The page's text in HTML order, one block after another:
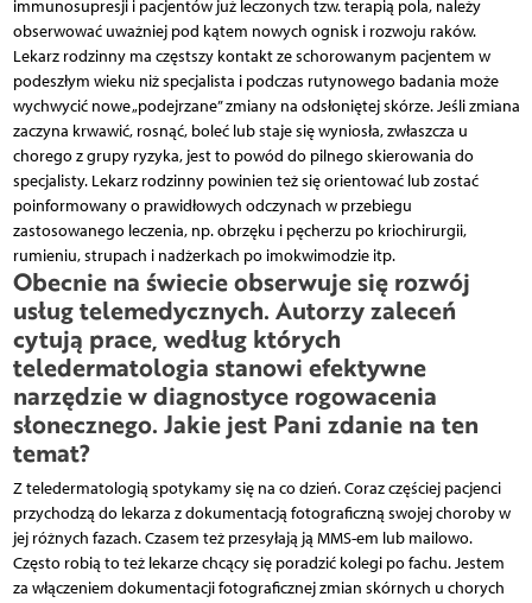
immunosupresji i pacjentów już leczonych tzw. terapią pola, należy
obserwować uważniej pod kątem nowych ognisk i rozwoju raków.
Lekarz rodzinny ma częstszy kontakt ze schorowanym pacjentem w
podeszłym wieku niż specjalista i podczas rutynowego badania może
wychwycić nowe „podejrzane” zmiany na odsłoniętej skórze. Jeśli zmiana
zaczyna krwawić, rosnąć, boleć lub staje się wyniosła, zwłaszcza u
chorego z grupy ryzyka, jest to powód do pilnego skierowania do
specjalisty. Lekarz rodzinny powinien też się orientować lub zostać
poinformowany o prawidłowych odczynach w przebiegu
zastosowanego leczenia, np. obrzęku i pęcherzu po kriochirurgii,
rumieniu, strupach i nadżerkach po imokwimodzie itp.
Obecnie na świecie obserwuje się rozwój
usług telemedycznych. Autorzy zaleceń
cytują prace, według których
teledermatologia stanowi efektywne
narzędzie w diagnostyce rogowacenia
słonecznego. Jakie jest Pani zdanie na ten
temat?
Z teledermatologią spotykamy się na co dzień. Coraz częściej pacjenci
przychodzą do lekarza z dokumentacją fotograficzną swojej choroby w
jej różnych fazach. Czasem też przesyłają ją MMS-em lub mailowo.
Często robią to też lekarze chcący się poradzić kolegi po fachu. Jestem
za włączeniem dokumentacji fotograficznej zmian skórnych u chorych